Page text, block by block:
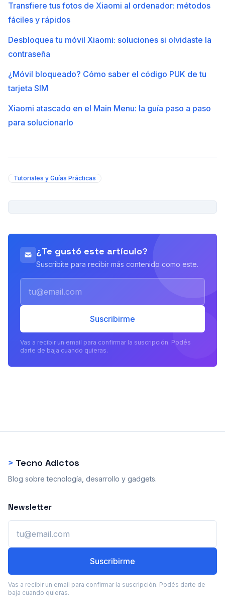
Transfiere tus fotos de Xiaomi al ordenador: métodos
fáciles y rápidos
Desbloquea tu móvil Xiaomi: soluciones si olvidaste la
contraseña
¿Móvil bloqueado? Cómo saber el código PUK de tu
tarjeta SIM
Xiaomi atascado en el Main Menu: la guía paso a paso
para solucionarlo
Tutoriales y Guías Prácticas
¿Te gustó este artículo?
Suscribite para recibir más contenido como este.
Suscribirme
Vas a recibir un email para confirmar la suscripción. Podés
darte de baja cuando quieras.
> Tecno Adictos
Blog sobre tecnología, desarrollo y gadgets.
Newsletter
Suscribirme
Vas a recibir un email para confirmar la suscripción. Podés darte de
baja cuando quieras.